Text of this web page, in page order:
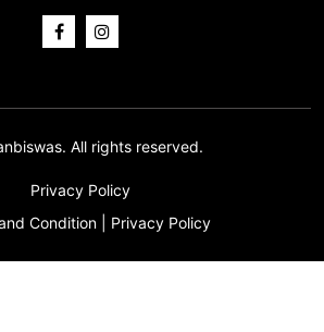
All rights reserved.
Privacy Policy
Condition
Privacy Policy